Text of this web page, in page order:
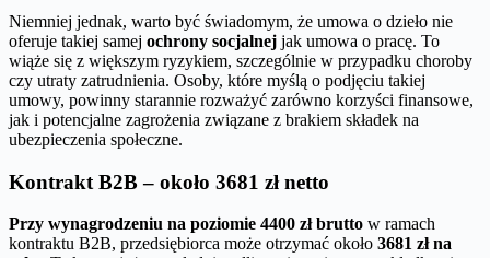
Niemniej jednak, warto być świadomym, że umowa o dzieło nie
oferuje takiej samej ochrony socjalnej jak umowa o pracę. To
wiąże się z większym ryzykiem, szczególnie w przypadku choroby
czy utraty zatrudnienia. Osoby, które myślą o podjęciu takiej
umowy, powinny starannie rozważyć zarówno korzyści finansowe,
jak i potencjalne zagrożenia związane z brakiem składek na
ubezpieczenia społeczne.
Kontrakt B2B – około 3681 zł netto
Przy wynagrodzeniu na poziomie 4400 zł brutto w ramach
kontraktu B2B, przedsiębiorca może otrzymać około 3681 zł na